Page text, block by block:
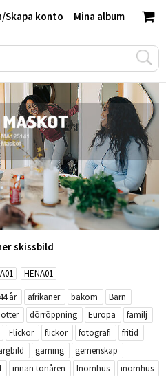
Mina album
/Skapa konto
skissbild
HENA01
år afrikaner bakom
Barn
dörröppning Europa
familj
Flickor flickor fotografi
fritid
gaming
gemenskap
innan tonåren Inomhus
inomhus